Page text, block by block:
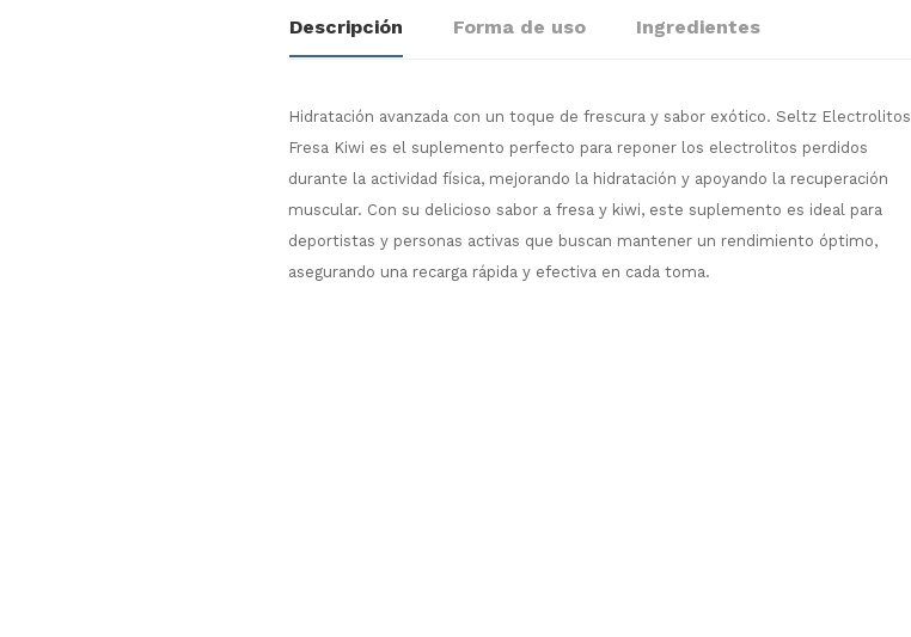
Descripción Forma de uso Ingredientes
Hidratación avanzada con un toque de frescura y sabor exótico. Seltz Electrolitos
Fresa Kiwi es el suplemento perfecto para reponer los electrolitos perdidos
durante la actividad física, mejorando la hidratación y apoyando la recuperación
muscular. Con su delicioso sabor a fresa y kiwi, este suplemento es ideal para
deportistas y personas activas que buscan mantener un rendimiento óptimo,
asegurando una recarga rápida y efectiva en cada toma.